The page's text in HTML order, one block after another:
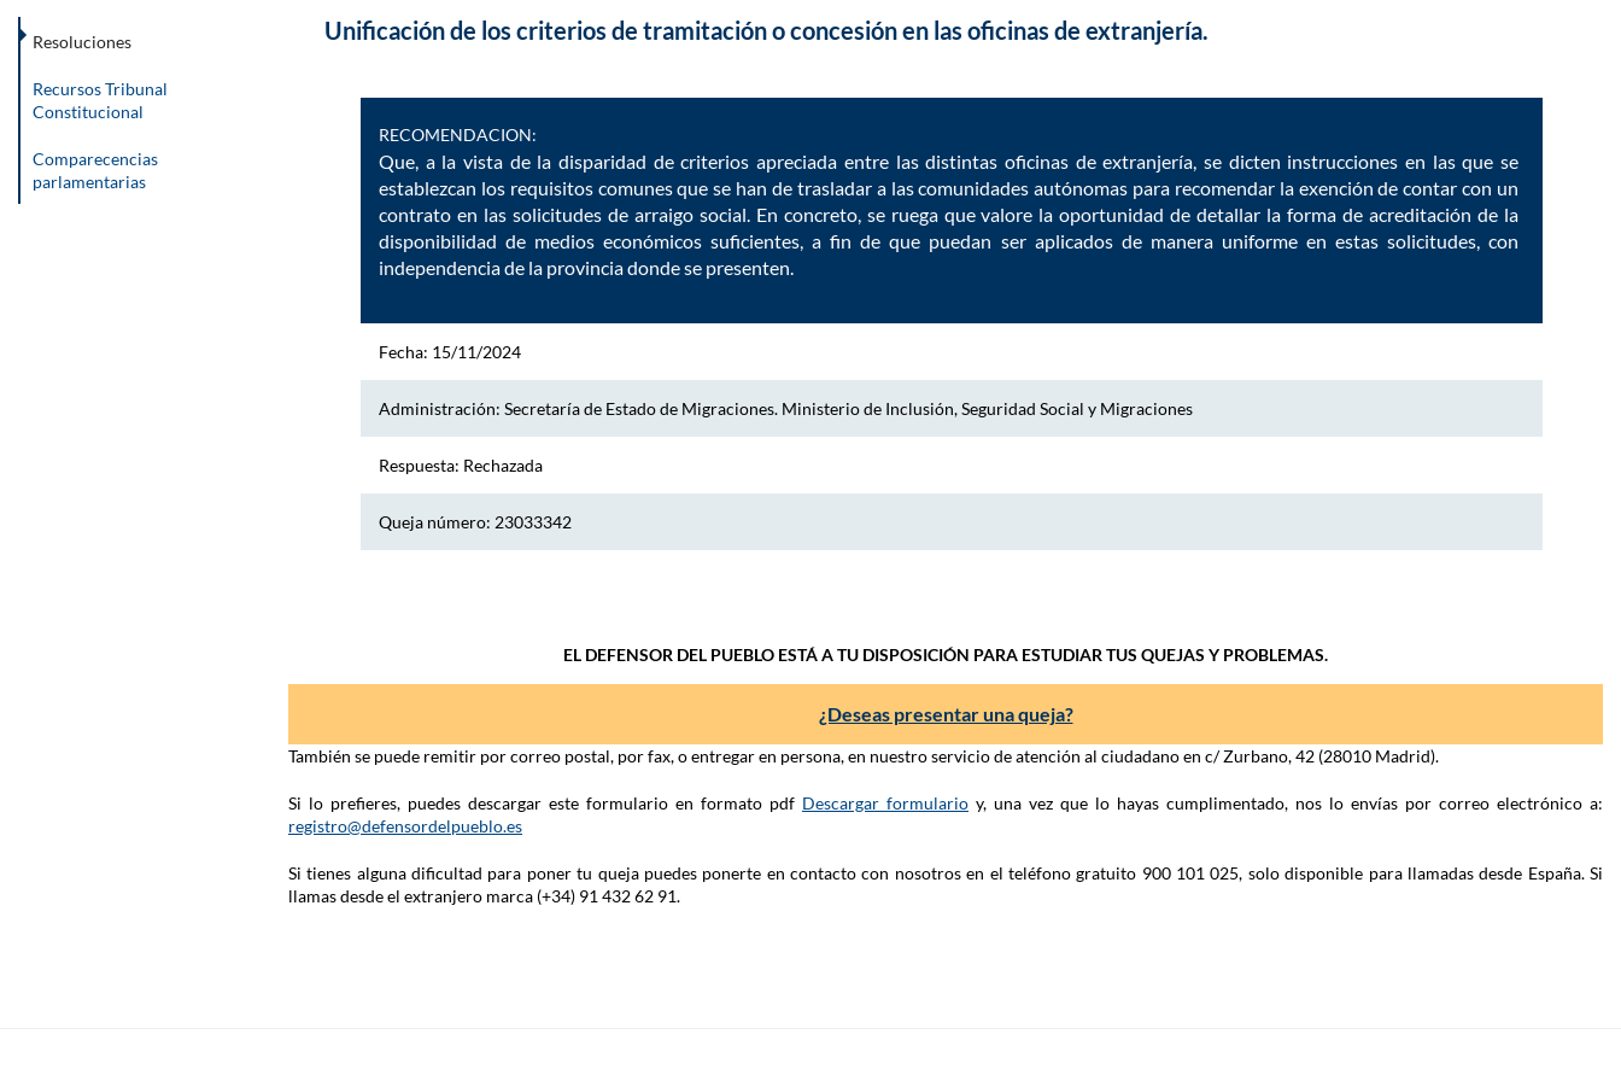
Unificación de los criterios de tramitación o concesión en las oficinas de extranjería.
RECOMENDACION:
Que, a la vista de la disparidad de criterios apreciada entre las distintas oficinas de extranjería, se dicten instrucciones en las que se
establezcan los requisitos comunes que se han de trasladar a las comunidades autónomas para recomendar la exención de contar con un
contrato en las solicitudes de arraigo social. En concreto, se ruega que valore la oportunidad de detallar la forma de acreditación de la
disponibilidad de medios económicos suficientes, a fin de que puedan ser aplicados de manera uniforme en estas solicitudes, con
independencia de la provincia donde se presenten.
Fecha: 15/11/2024
Administración: Secretaría de Estado de Migraciones. Ministerio de Inclusión, Seguridad Social y Migraciones
Respuesta: Rechazada
Queja número: 23033342
EL DEFENSOR DEL PUEBLO ESTÁ A TU DISPOSICIÓN PARA ESTUDIAR TUS QUEJAS Y PROBLEMAS.
¿Deseas presentar una queja?
También se puede remitir por correo postal, por fax, o entregar en persona, en nuestro servicio de atención al ciudadano en c/ Zurbano, 42 (28010 Madrid).
Si lo prefieres, puedes descargar este formulario en formato pdf Descargar formulario y, una vez que lo hayas cumplimentado, nos lo envías por correo electrónico a:
registro@defensordelpueblo.es
Si tienes alguna dificultad para poner tu queja puedes ponerte en contacto con nosotros en el teléfono gratuito 900 101 025, solo disponible para llamadas desde España. Si
llamas desde el extranjero marca (+34) 91 432 62 91.
Resoluciones
Recursos Tribunal
Constitucional
Comparecencias
parlamentarias